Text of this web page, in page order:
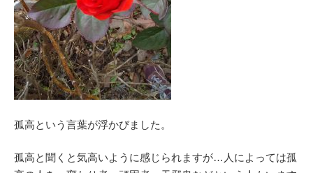
孤高という言葉が浮かびました。
孤高と聞くと気高いように感じられますが…人によっては孤